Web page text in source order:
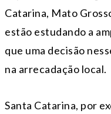
Catarina, Mato
estão estudando a
que uma decisão
na arrecadação local.
Santa Catarina, por